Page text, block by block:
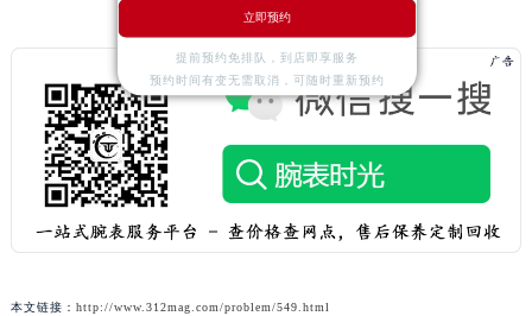
本文链接： http://www.312mag.com/problem/549.html
立即预约
提前预约免排队，到店即享服务
预约时间有变无需取消，可随时重新预约